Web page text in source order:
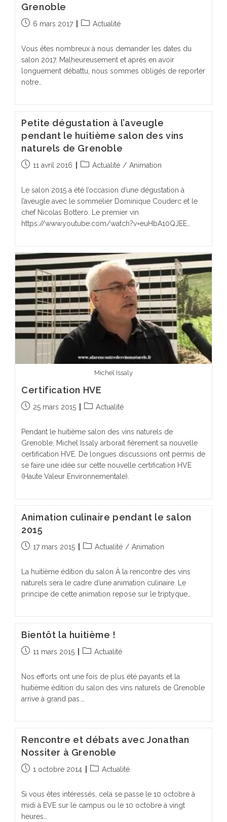
Grenoble
Publication
6 mars 2017
PostActualité
Vous êtes nombreux à nous demander les dates du
salon 2017. Malheureusement et après en avoir
longuement débattu, nous sommes obligés de reporter
notre…
Petite dégustation à l’aveugle
pendant le huitième salon des vins
naturels de Grenoble
Publication
11 avril 2016
PostActualité / Animation
Le salon 2015 a été l’occasion d’une dégustation à
l’aveugle avec le sommelier Dominique Couderc et le
chef Nicolas Bottero. Le premier vin
https://www.youtube.com/watch?v=euHbA10QJEE…
Michel Issaly
Certification HVE
Publication
25 mars 2015
PostActualité
Pendant le huitième salon des vins naturels de
Grenoble, Michel Issaly arborait fièrement sa nouvelle
certification HVE. De longues discussions ont permis de
se faire une idée sur cette nouvelle certification HVE
(Haute Valeur Environnementale).
Animation culinaire pendant le salon
2015
Publication
17 mars 2015
PostActualité / Animation
La huitième édition du salon À la rencontre des vins
naturels sera le cadre d’une animation culinaire. Le
principe de cette animation repose sur le triptyque…
Bientôt la huitième !
Publication
11 mars 2015
PostActualité
Nos efforts ont une fois de plus été payants et la
huitième édition du salon des vins naturels de Grenoble
arrive à grand pas.…
Rencontre et débats avec Jonathan
Nossiter à Grenoble
Publication
1 octobre 2014
PostActualité
Si vous êtes intéressés, cela se passe le 10 octobre à
midi à EVE sur le campus ou le 10 octobre à vingt
heures…